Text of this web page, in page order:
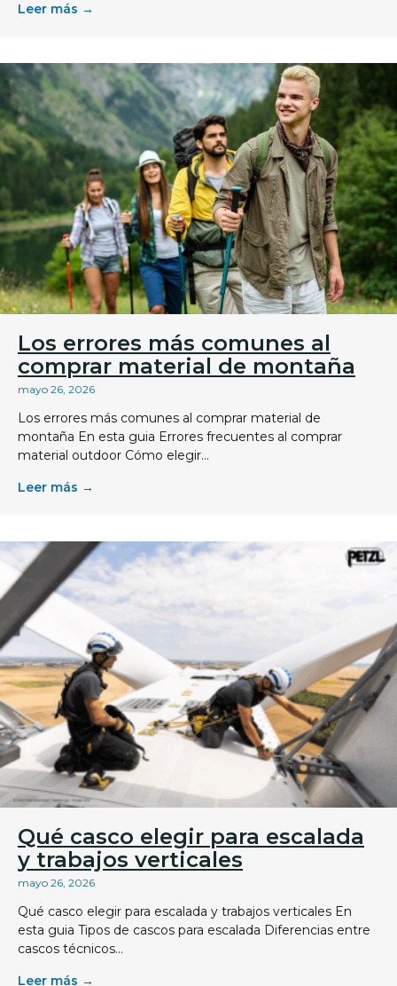
Leer más →
Los errores más comunes al
comprar material de montaña
mayo 26, 2026
Los errores más comunes al comprar material de
montaña En esta guia Errores frecuentes al comprar
material outdoor Cómo elegir...
Leer más →
Qué casco elegir para escalada
y trabajos verticales
mayo 26, 2026
Qué casco elegir para escalada y trabajos verticales En
esta guia Tipos de cascos para escalada Diferencias entre
cascos técnicos...
Leer más →